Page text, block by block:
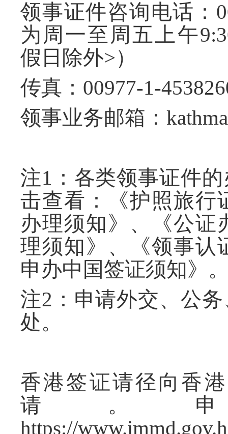
领事证件咨询电话：
为周一至周五上午
假日除外>）
传真： 00977-1-
领事业务邮箱：
注1 ：各类领事证件
击查看：《护照旅行
办理须知》、《公证
理须知》、《领事认
申办中国签证须知》
注2 ：申请外交、公
处。
香港签证请径向香
请。
https://